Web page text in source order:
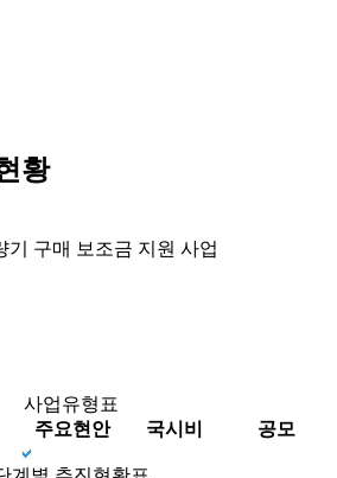
황
기 구매 보조금 지원 사업
사업유형표
주요현안 국시비 공모